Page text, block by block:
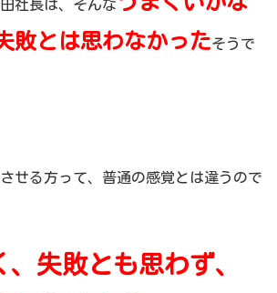
社長は、そんな
敗とは思わなかったそうで
せる方って、普通の感覚とは違うので
失敗とも思わず、